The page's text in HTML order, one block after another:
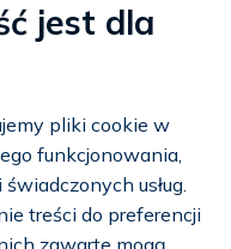
jest dla
pliki cookie w
funkcjonowania,
usług.
treści do preferencji
zawarte mogą